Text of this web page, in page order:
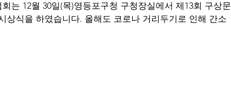
는 12월 30일(목)영등포구청 구청장실에서 제13회 구상문
상식을 하였습니다. 올해도 코로나 거리두기로 인해 간소